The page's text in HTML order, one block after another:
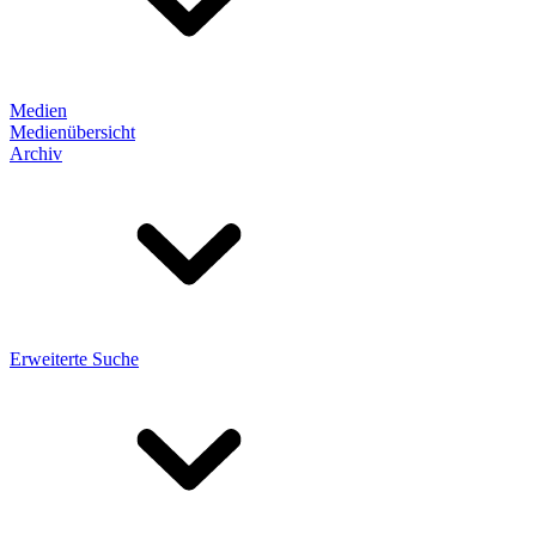
Medien
Medienübersicht
Archiv
Erweiterte Suche